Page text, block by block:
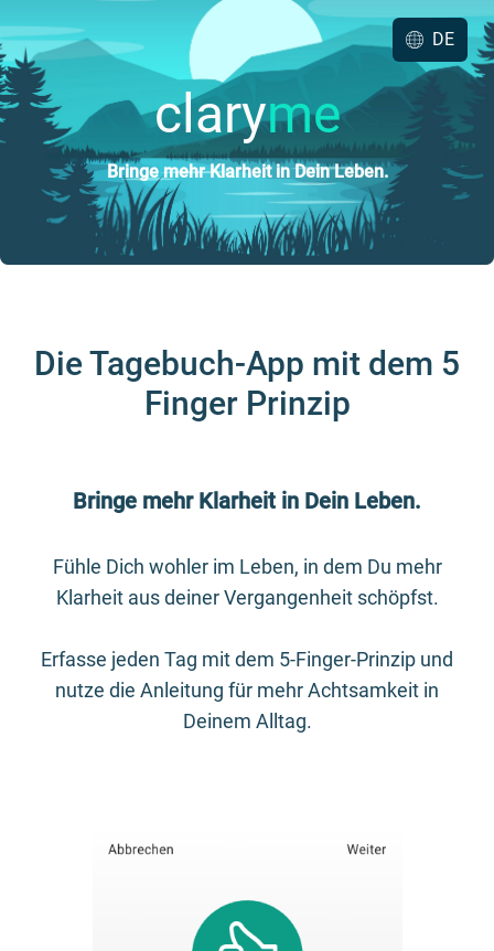
claryme
Bringe mehr Klarheit in Dein Leben.
DE
Die Tagebuch-App mit dem 5
Finger Prinzip
Bringe mehr Klarheit in Dein Leben.
Fühle Dich wohler im Leben, in dem Du mehr
Klarheit aus deiner Vergangenheit schöpfst.
Erfasse jeden Tag mit dem 5-Finger-Prinzip und
nutze die Anleitung für mehr Achtsamkeit in
Deinem Alltag.